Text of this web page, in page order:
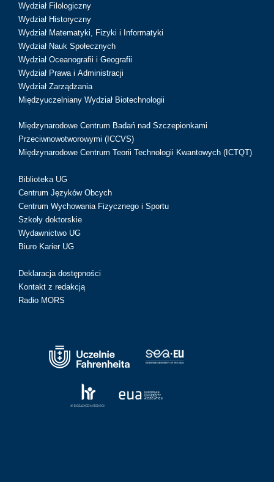
Wydział Filologiczny
Wydział Historyczny
Wydział Matematyki, Fizyki i Informatyki
Wydział Nauk Społecznych
Wydział Oceanografii i Geografii
Wydział Prawa i Administracji
Wydział Zarządzania
Międzyuczelniany Wydział Biotechnologii
Międzynarodowe Centrum Badań nad Szczepionkami
Przeciwnowotworowymi (ICCVS)
Międzynarodowe Centrum Teorii Technologii Kwantowych (ICTQT)
Biblioteka UG
Centrum Języków Obcych
Centrum Wychowania Fizycznego i Sportu
Szkoły doktorskie
Wydawnictwo UG
Biuro Karier UG
Deklaracja dostępności
Kontakt z redakcją
Radio MORS